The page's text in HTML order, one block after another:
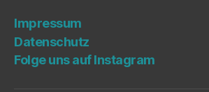
Impres­sum
Daten­schutz
Fol­ge uns auf Instagram